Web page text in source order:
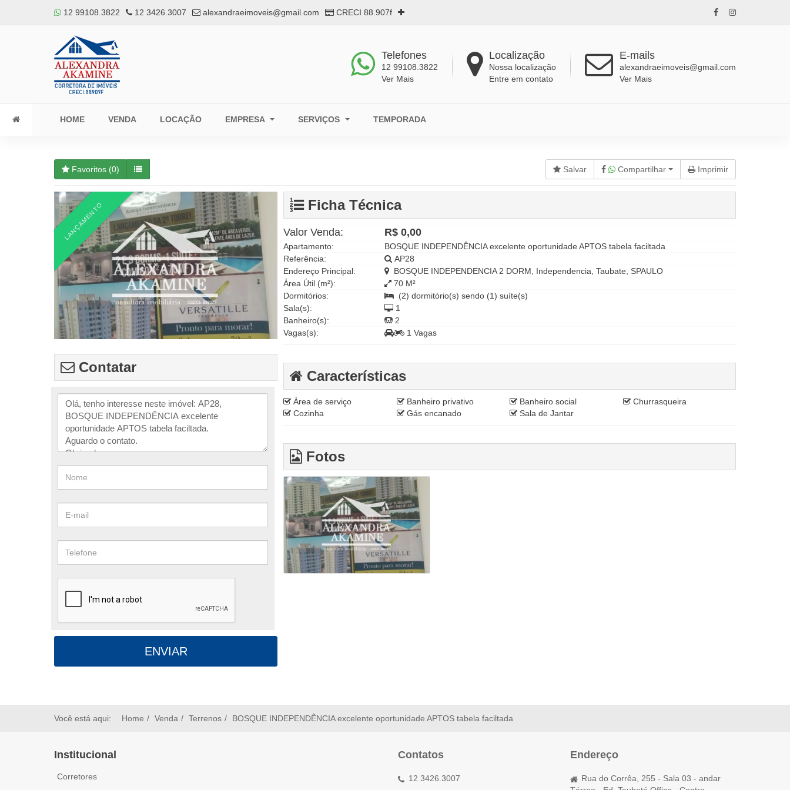
12 99108.3822 12 3426.3007 alexandraeimoveis@gmail.com CRECI 88.907f
Telefones
12 99108.3822
Ver Mais
Localização
Nossa localização
Entre em contato
E-mails
alexandraeimoveis@gmail.com
Ver Mais
HOME VENDA LOCAÇÃO EMPRESA SERVIÇOS TEMPORADA
Favoritos (0) Salvar Compartilhar Imprimir
LANÇAMENTO
Contatar
ENVIAR
Ficha Técnica
Valor Venda: R$ 0,00
Apartamento:
BOSQUE INDEPENDÊNCIA excelente oportunidade APTOS tabela faciltada
Referência:
AP28
Endereço Principal:
BOSQUE INDEPENDENCIA 2 DORM, Independencia, Taubate, SPAULO
Área Útil (m²):
70 M²
Dormitórios:
(2) dormitório(s) sendo (1) suíte(s)
Sala(s):
1
Banheiro(s):
2
Vagas(s):
1 Vagas
Características
Área de serviço Banheiro privativo Banheiro social
Churrasqueira
Cozinha
Gás encanado Sala de Jantar
Fotos
Você está aqui: Home Venda Terrenos BOSQUE INDEPENDÊNCIA excelente oportunidade APTOS tabela faciltada
Institucional
Corretores
Contatos
12 3426.3007
Endereço
Rua do Corrêa, 255 - Sala 03 - andar